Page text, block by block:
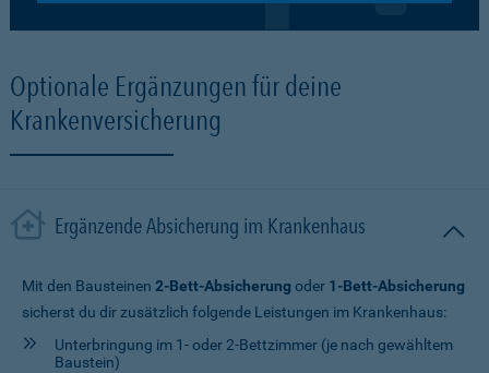
Optionale Ergänzungen für deine
Krankenversicherung
Ergänzende Absicherung im Krankenhaus
Mit den Bausteinen 2-Bett-Absicherung oder 1-Bett-Absicherung
sicherst du dir zusätzlich folgende Leistungen im Krankenhaus:
Unterbringung im 1- oder 2-Bettzimmer (je nach gewähltem
Baustein)